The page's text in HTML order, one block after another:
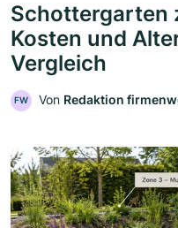
Schottergarten
Kosten und
Vergleich
FW Von Redaktion